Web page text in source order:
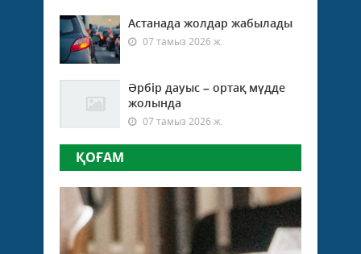
Астанада жолдар жабылады
07 тамыз 2026 ж.
Әрбір дауыс – ортақ мүдде
жолында
07 тамыз 2026 ж.
ҚОҒАМ